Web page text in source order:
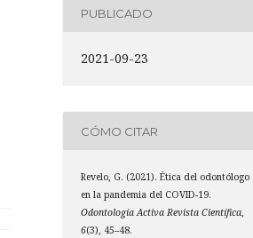
PUBLICADO
2021-09-23
CÓMO CITAR
Revelo, G. (2021). Ética del odontólogo
en la pandemia del COVID-19.
Odontología Activa Revista Científica,
6(3), 45–48.